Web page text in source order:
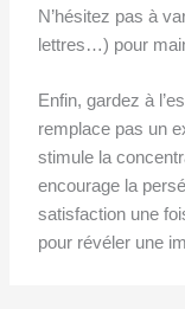
N’hésitez pas à
lettres…) pour
Enfin, gardez à
remplace pas un
stimule la
encourage la
satisfaction une
pour révéler une